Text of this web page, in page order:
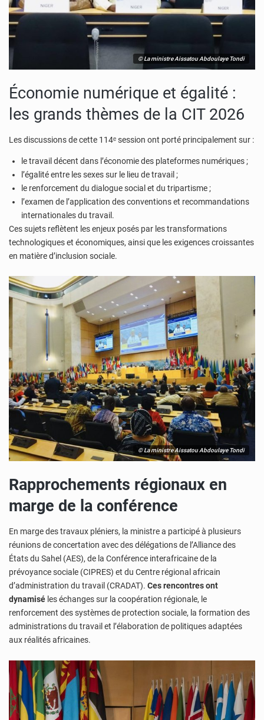
© La ministre Aissatou Abdoulaye Tondi
Économie numérique et égalité :
les grands thèmes de la CIT 2026
Les discussions de cette 114ᵉ session ont porté principalement sur :
le travail décent dans l’économie des plateformes numériques ;
l’égalité entre les sexes sur le lieu de travail ;
le renforcement du dialogue social et du tripartisme ;
l’examen de l’application des conventions et recommandations
internationales du travail.
Ces sujets reflètent les enjeux posés par les transformations
technologiques et économiques, ainsi que les exigences croissantes
en matière d’inclusion sociale.
© La ministre Aissatou Abdoulaye Tondi
Rapprochements régionaux en
marge de la conférence
En marge des travaux pléniers, la ministre a participé à plusieurs
réunions de concertation avec des délégations de l’Alliance des
États du Sahel (AES), de la Conférence interafricaine de la
prévoyance sociale (CIPRES) et du Centre régional africain
d’administration du travail (CRADAT). Ces rencontres ont
dynamisé les échanges sur la coopération régionale, le
renforcement des systèmes de protection sociale, la formation des
administrations du travail et l’élaboration de politiques adaptées
aux réalités africaines.